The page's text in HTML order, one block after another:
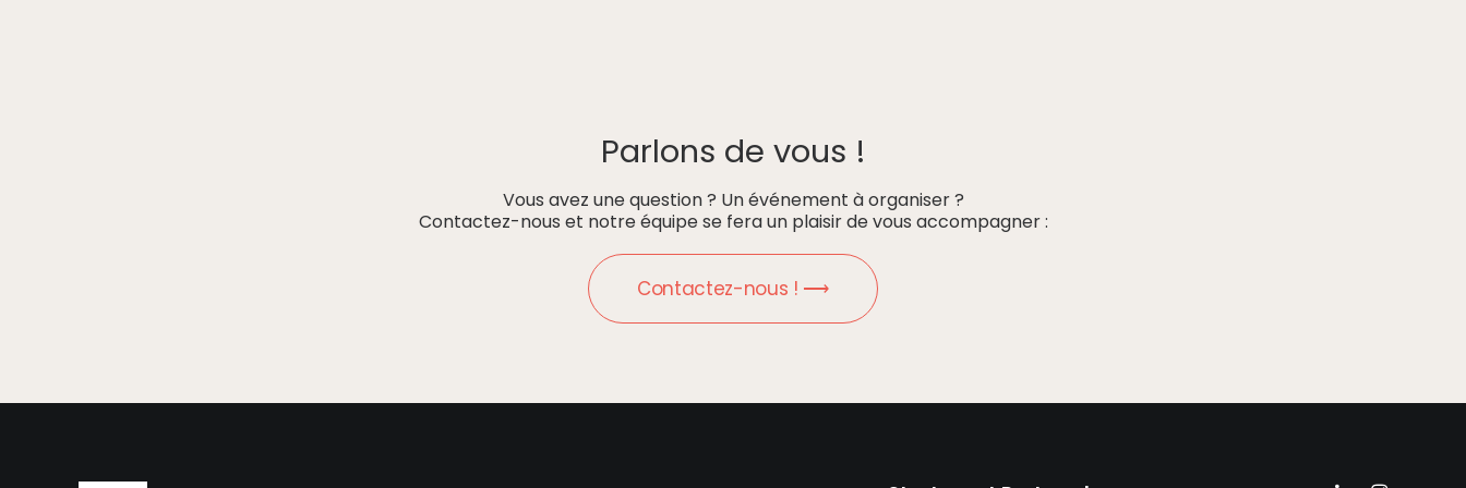
Parlons de vous !
Vous avez une question ? Un événement à organiser ?
Contactez-nous et notre équipe se fera un plaisir de vous accompagner :
Contactez-nous ! ⟶